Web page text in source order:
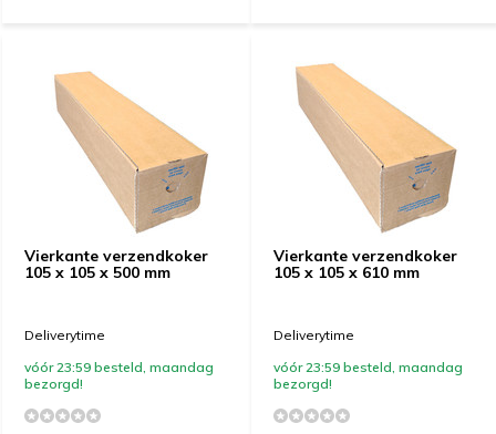
Vierkante verzendkoker
105 x 105 x 500 mm
Deliverytime
vóór 23:59 besteld, maandag
bezorgd!
Vierkante verzendkoker
105 x 105 x 610 mm
Deliverytime
vóór 23:59 besteld, maandag
bezorgd!